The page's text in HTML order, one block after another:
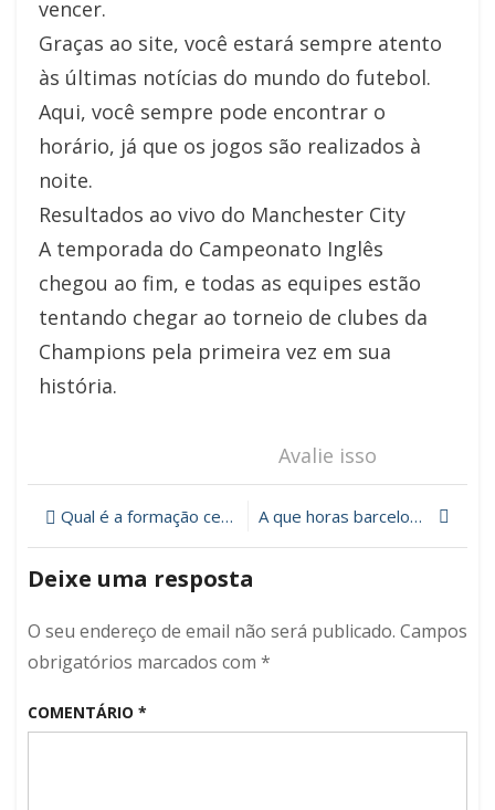
vencer.
Graças ao site, você estará sempre atento
às últimas notícias do mundo do futebol.
Aqui, você sempre pode encontrar o
horário, já que os jogos são realizados à
noite.
Resultados ao vivo do Manchester City
A temporada do Campeonato Inglês
chegou ao fim, e todas as equipes estão
tentando chegar ao torneio de clubes da
Champions pela primeira vez em sua
história.
Avalie isso
Navegação
de
artigos
Qual é a formação certa para sua equipe? A que horas barcelona x Tottenham vai começar? Transmissão ao vivo grátis.
Deixe uma resposta
O seu endereço de email não será publicado. Campos
obrigatórios marcados com *
COMENTÁRIO *